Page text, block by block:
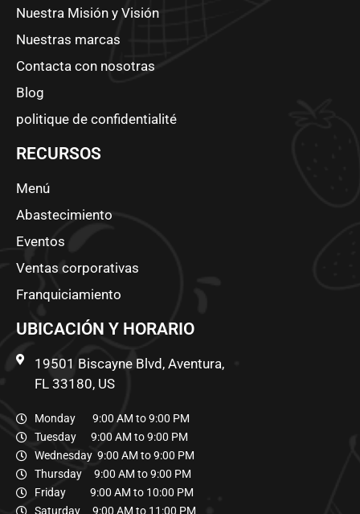
Nuestra Misión y Visión
Nuestras marcas
Contacta con nosotras
Blog
politique de confidentialité
RECURSOS
Menú
Abastecimiento
Eventos
Ventas corporativas
Franquiciamiento
UBICACIÓN Y HORARIO
19501 Biscayne Blvd, Aventura,
FL 33180, US
Monday 9:00 AM to 9:00 PM
Tuesday 9:00 AM to 9:00 PM
Wednesday 9:00 AM to 9:00 PM
Thursday 9:00 AM to 9:00 PM
Friday 9:00 AM to 10:00 PM
Saturday 9:00 AM to 11:00 PM